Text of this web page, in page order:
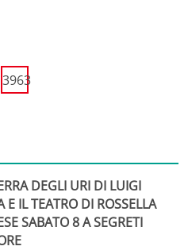
3963
DEGLI URI DI LUIGI
E IL TEATRO DI ROSSELLA
SABATO 8 A SEGRETI